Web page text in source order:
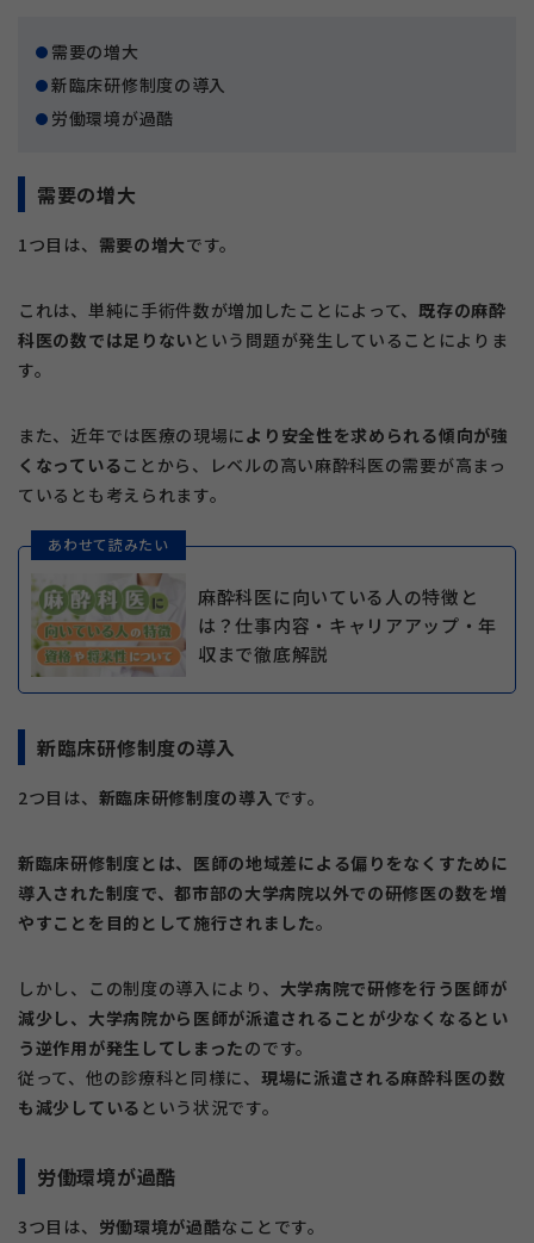
需要の増大
新臨床研修制度の導入
労働環境が過酷
需要の増大
1つ目は、 需要の増大です。
これは、単純に手術件数が増加したことによって、既存の麻酔
科医の数では足りないという問題が発生していることによりま
す。
また、近年では医療の現場により安全性を求められる傾向が強
くなっていることから、レベルの高い麻酔科医の需要が高まっ
ているとも考えられます。
あわせて読みたい
麻酔科医に向いている人の特徴と
は？仕事内容・キャリアアップ・年
収まで徹底解説
新臨床研修制度の導入
2つ目は、 新臨床研修制度の導入 です。
新臨床研修制度とは、医師の地域差による偏りをなくすために
導入された制度で、都市部の大学病院以外での研修医の数を増
やすことを目的として施行されました。
しかし、この制度の導入により、 大学病院で研修を行う医師が
減少し、大学病院から医師が派遣されることが少なくなるとい
う逆作用が発生してしまったのです。
従って、他の診療科と同様に、 現場に派遣される麻酔科医の数
も減少している という状況です。
労働環境が過酷
3つ目は、 労働環境が過酷なことです。